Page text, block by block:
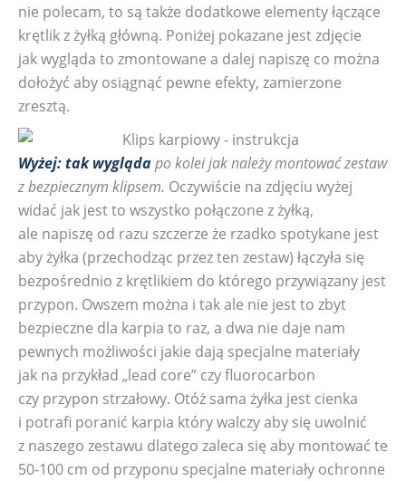
nie polecam, to są także dodatkowe elementy łączące
krętlik z żyłką główną. Poniżej pokazane jest zdjęcie
jak wygląda to zmontowane a dalej napiszę co można
dołożyć aby osiągnąć pewne efekty, zamierzone
zresztą.
Wyżej: tak wyglądapo kolei jak należy montować zestaw
z bezpiecznym klipsem. Oczywiście na zdjęciu wyżej
widać jak jest to wszystko połączone z żyłką,
ale napiszę od razu szczerze że rzadko spotykane jest
aby żyłka (przechodząc przez ten zestaw) łączyła się
bezpośrednio z krętlikiem do którego przywiązany jest
przypon. Owszem można i tak ale nie jest to zbyt
bezpieczne dla karpia to raz, a dwa nie daje nam
pewnych możliwości jakie dają specjalne materiały
jak na przykład „lead core” czy fluorocarbon
czy przypon strzałowy. Otóż sama żyłka jest cienka
i potrafi poranić karpia który walczy aby się uwolnić
z naszego zestawu dlatego zaleca się aby montować te
50-100 cm od przyponu specjalne materiały ochronne